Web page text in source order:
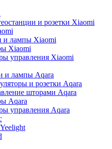
и розетки Xiaomi
и лампы Xiaomi
Xiaomi
управления Xiaomi
и лампы Aqara
и розетки Aqara
шторами Aqara
Aqara
управления Aqara